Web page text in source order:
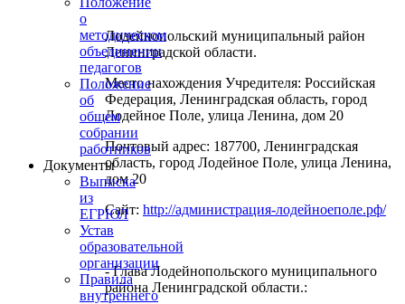
Лодейнопольский муниципальный район
Ленинградской области.
Место нахождения Учредителя: Российская
Федерация, Ленинградская область, город
Лодейное Поле, улица Ленина, дом 20
Почтовый адрес: 187700, Ленинградская
область, город Лодейное Поле, улица Ленина,
дом 20
Сайт: http://администрация-лодейноеполе.рф/
- ГлаваЛодейнопольского муниципального
района Ленинградской области.:
о
методическом
объединении
педагогов
Положение
об
общем
собрании
работников
Документы
Выписка
из
ЕГРЮЛ
Устав
образовательной
организации
Правила
внутреннего